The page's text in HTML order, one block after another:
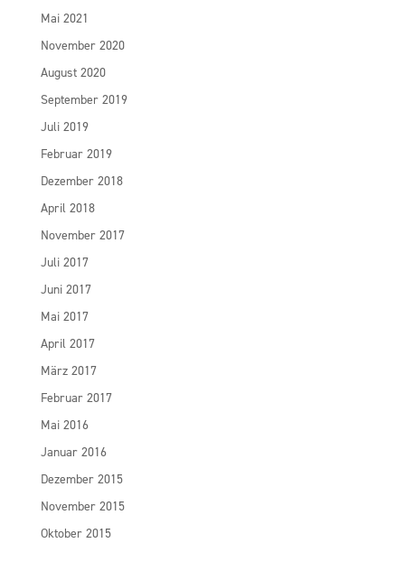
Mai 2021
November 2020
August 2020
September 2019
Juli 2019
Februar 2019
Dezember 2018
April 2018
November 2017
Juli 2017
Juni 2017
Mai 2017
April 2017
März 2017
Februar 2017
Mai 2016
Januar 2016
Dezember 2015
November 2015
Oktober 2015